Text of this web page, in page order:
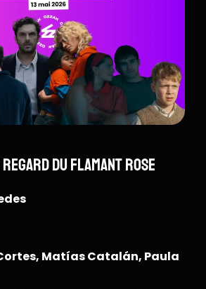
du Flamant Rose
Matías Catalán, Paula